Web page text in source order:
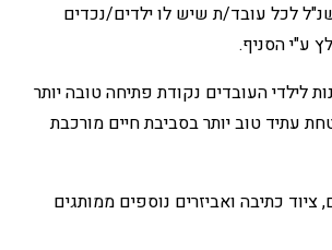
לכל עובד/ת שיש לו ילדים/נכדים
ע"י הסניף.
לילדי העובדים נקודת פתיחה טובה יותר
עתיד טוב יותר בסביבת חיים מורכבת
ציוד כתיבה ואביזרים נוספים ממותגים